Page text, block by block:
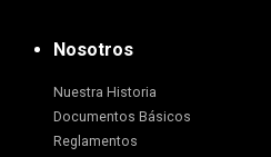
Nosotros
Nuestra Historia
Documentos Básicos
Reglamentos